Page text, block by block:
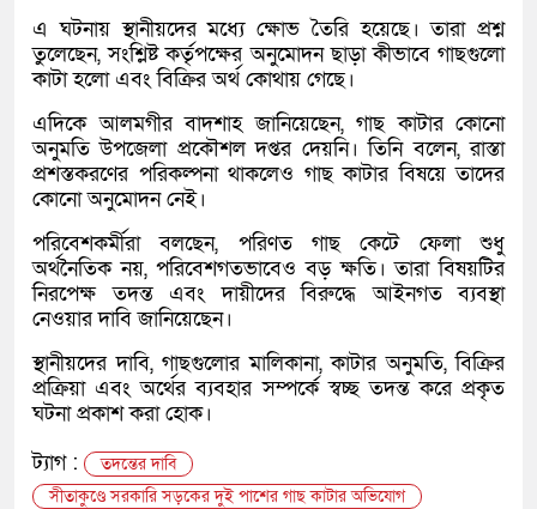
এ ঘটনায় স্থানীয়দের মধ্যে ক্ষোভ তৈরি হয়েছে। তারা প্রশ্ন
তুলেছেন, সংশ্লিষ্ট কর্তৃপক্ষের অনুমোদন ছাড়া কীভাবে গাছগুলো
কাটা হলো এবং বিক্রির অর্থ কোথায় গেছে।
এদিকেআলমগীর বাদশাহজানিয়েছেন, গাছ কাটার কোনো
অনুমতি উপজেলা প্রকৌশল দপ্তর দেয়নি। তিনি বলেন, রাস্তা
প্রশস্তকরণের পরিকল্পনা থাকলেও গাছ কাটার বিষয়ে তাদের
কোনো অনুমোদন নেই।
পরিবেশকর্মীরা বলছেন, পরিণত গাছ কেটে ফেলা শুধু
অর্থনৈতিক নয়, পরিবেশগতভাবেও বড় ক্ষতি। তারা বিষয়টির
নিরপেক্ষ তদন্ত এবং দায়ীদের বিরুদ্ধে আইনগত ব্যবস্থা
নেওয়ার দাবি জানিয়েছেন।
স্থানীয়দের দাবি, গাছগুলোর মালিকানা, কাটার অনুমতি, বিক্রির
প্রক্রিয়া এবং অর্থের ব্যবহার সম্পর্কে স্বচ্ছ তদন্ত করে প্রকৃত
ঘটনা প্রকাশ করা হোক।
ট্যাগ :
তদন্তের দাবি
সীতাকুণ্ডে সরকারি সড়কের দুই পাশের গাছ কাটার অভিযোগ